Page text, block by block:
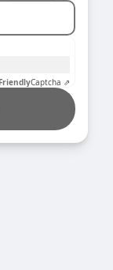
FriendlyCaptcha ⇗